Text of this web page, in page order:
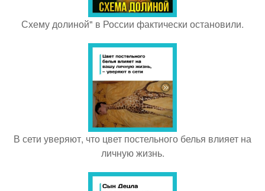
Схему долиной" в России фактически остановили.
В сети уверяют, что цвет постельного белья влияет на
личную жизнь.